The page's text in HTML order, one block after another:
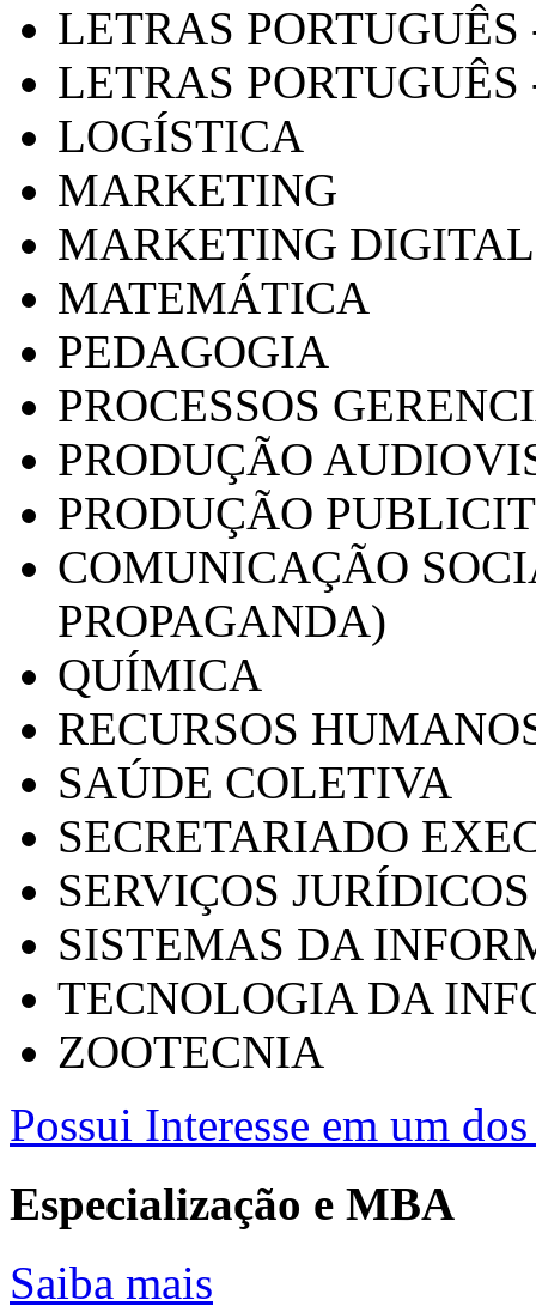
LETRAS
LETRAS PORTUGUÊS
LOGÍSTICA
MARKETING
MARKETING DIGITAL
MATEMÁTICA
PEDAGOGIA
PROCESSOS
PRODUÇÃO
PRODUÇÃO
COMUNICAÇÃO
PROPAGANDA)
QUÍMICA
RECURSOS
SAÚDE COLETIVA
SECRETARIADO
SERVIÇOS
SISTEMAS DA
TECNOLOGIA DA
ZOOTECNIA
Possui Interesse em um
Especialização e MBA
Saiba mais